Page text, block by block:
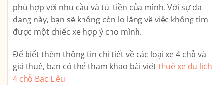
phù hợp với nhu cầu và túi tiền của mình. Với sự đa
dạng này, bạn sẽ không còn lo lắng về việc không tìm
được một chiếc xe hợp ý cho mình.
Để biết thêm thông tin chi tiết về các loại xe 4 chỗ và
giá thuê, bạn có thể tham khảo bài viếtthuê xe du lịch
4 chỗ Bạc Liêu